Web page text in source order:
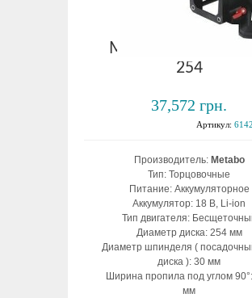
Аккумуляторная
торцовочная
Metabo KGS 18 LTX
254
37,572 грн.
Артикул:
Производитель: Metabo
Тип: Торцовочные
Питание: Аккумуляторное
Аккумулятор: 18 В, Li-ion
Тип двигателя:
Диаметр диска: 254 мм
Диаметр шпинделя (
диска ): 30 мм
Ширина пропила под углом
мм